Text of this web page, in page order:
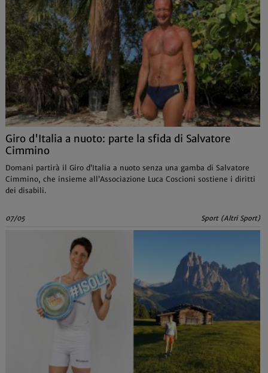
Giro d'Italia a nuoto: parte la sfida di Salvatore
Cimmino
Domani partirà il Giro d’Italia a nuoto senza una gamba di Salvatore
Cimmino, che insieme all’Associazione Luca Coscioni sostiene i diritti
dei disabili.
07/05 Sport (Altri Sport)